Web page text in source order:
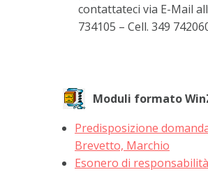
contattateci via E-Mail
734105 – Cell. 349
Moduli formato
Predisposizione
Brevetto, Marchio
Esonero di responsabilità